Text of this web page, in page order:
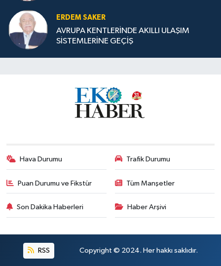
ERDEM SAKER
AVRUPA KENTLERİNDE AKILLI ULAŞIM
SİSTEMLERİNE GEÇİŞ
Hava Durumu Trafik Durumu
Puan Durumu ve Fikstür Tüm Manşetler
Son Dakika Haberleri Haber Arşivi
RSS Copyright © 2024. Her hakkı saklıdır.